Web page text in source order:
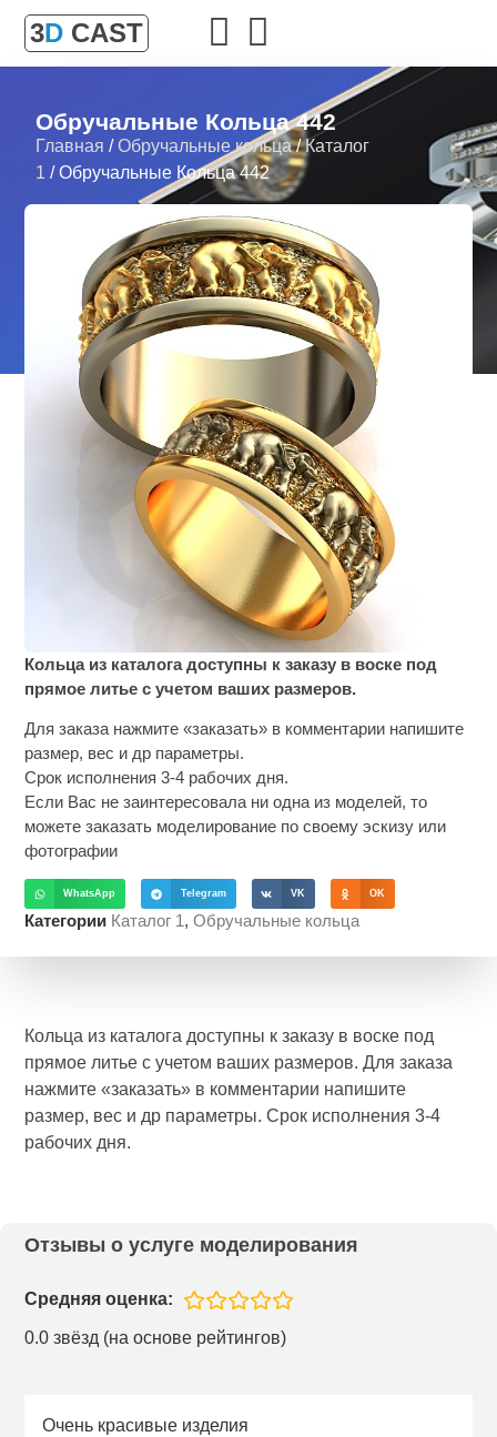
3D CAST
Обручальные Кольца 442
Главная /Обручальные кольца/Каталог
1 / Обручальные Кольца 442
Кольца из каталога доступны к заказу в воске под
прямое литье с учетом ваших размеров.
Для заказа нажмите «заказать» в комментарии напишите
размер, вес и др параметры.
Срок исполнения 3-4 рабочих дня.
Если Вас не заинтересовала ни одна из моделей, то
можете заказать моделирование по своему эскизу или
фотографии
WhatsApp Telegram VK OK
Категории Каталог 1,Обручальные кольца
Кольца из каталога доступны к заказу в воске под
прямое литье с учетом ваших размеров. Для заказа
нажмите «заказать» в комментарии напишите
размер, вес и др параметры. Срок исполнения 3-4
рабочих дня.
Отзывы о услуге моделирования
Средняя оценка:
0.0 звёзд (на основе рейтингов)
Очень красивые изделия